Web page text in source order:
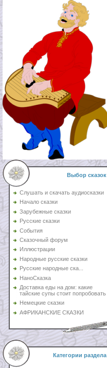
Выбор сказок
Слушать и скачать аудиосказки
Начало сказки
Зарубежные сказки
Русские сказки
События
Сказочный форум
Иллюстрации
Народные русские сказки
Русские народные ска...
НаноСказка
Доставка еды на дом: какие
тайские супы стоит попробовать
Немецкие сказки
АФРИКАНСКИЕ СКАЗКИ
Категории раздела